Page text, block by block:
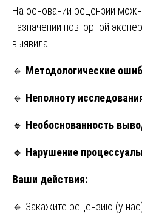
На основании рецензии
назначении повторной
выявила:
🔹 Методологические
🔹 Неполноту
🔹 Необоснованность
🔹 Нарушение
Ваши действия:
🔹 Закажите рецензию (у